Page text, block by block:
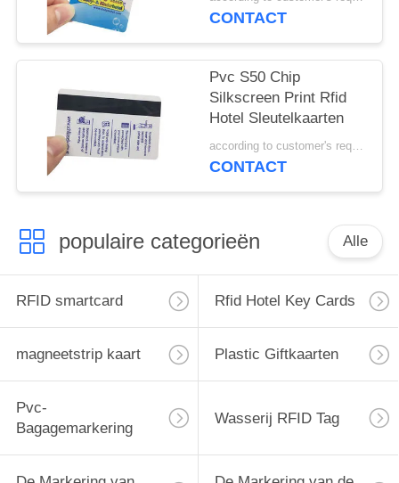
CONTACT
Pvc S50 Chip
Silkscreen Print Rfid
Hotel Sleutelkaarten
according to customer's requirements MOQ:500PCS
CONTACT
populaire categorieën Alle
RFID smartcard Rfid Hotel Key Cards
magneetstrip kaart Plastic Giftkaarten
Pvc-
Bagagemarkering
Wasserij RFID Tag